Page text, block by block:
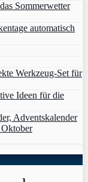
Sommerwetter
automatisch
Werkzeug-Set für
Ideen für die
Adventskalender